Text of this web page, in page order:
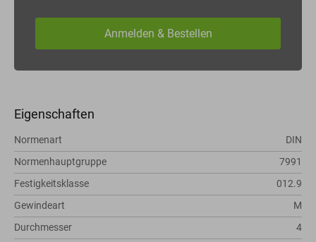
Eigenschaften
Normenart
DIN
Normenhauptgruppe
7991
Festigkeitsklasse
012.9
Gewindeart
M
Durchmesser
4